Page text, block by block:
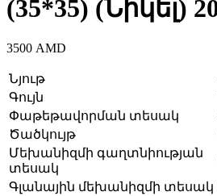
(35*35) (Նիկել)
3500 AMD
Նյութ
Գույն
Փաթեթավորման տեսակ
Ծածկույթ
Մեխանիզմի գաղտնիության
տեսակ
Գլանային մեխանիզմի տեսակ